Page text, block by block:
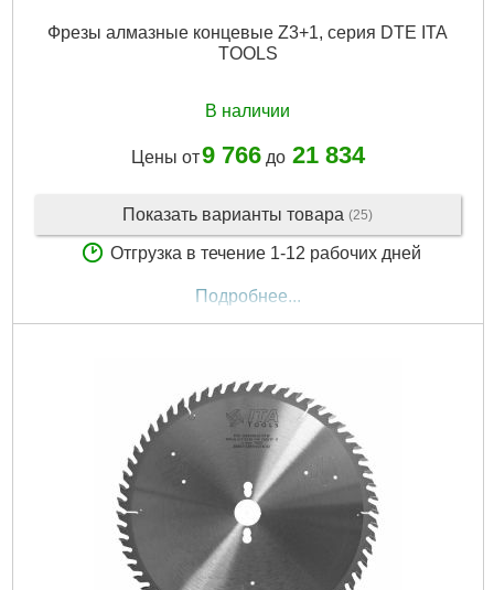
Фрезы алмазные концевые Z3+1, серия DTE ITA
TOOLS
В наличии
Цены от9 766до 21 834
Показать варианты товара (25)
Отгрузка в течение 1-12 рабочих дней
Подробнее...